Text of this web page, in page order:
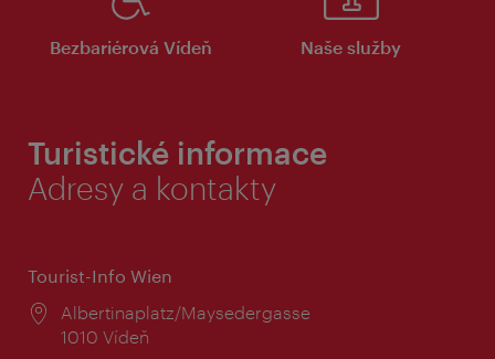
Bezbariérová Vídeň Naše služby
Turistické informace
Adresy a kontakty
Tourist-Info Wien
Místo:
Albertinaplatz/Maysedergasse
1010 Vídeň